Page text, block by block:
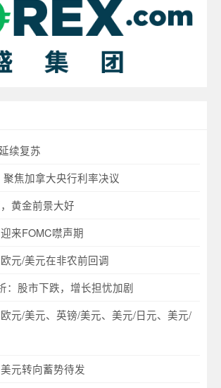
续复苏
焦加拿大央行利率决议
黄金前景大好
来FOMC噤声期
元/美元在非农前回调
：股市下跌，增长担忧加剧
元/美元、英镑/美元、美元/日元、美元/
元转向蓄势待发